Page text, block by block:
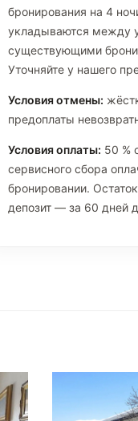
бронирования на 4
укладываются между
существующими
Уточняйте у нашего
Условия отмены:
предоплаты
Условия оплаты: 50 %
сервисного сбора
бронировании.
депозит — за 60 дней